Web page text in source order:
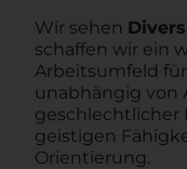
Wir sehen
schaffen wir ein
Arbeitsumfeld
unabhängig von
geschlechtlicher
geistigen
Orientierung.